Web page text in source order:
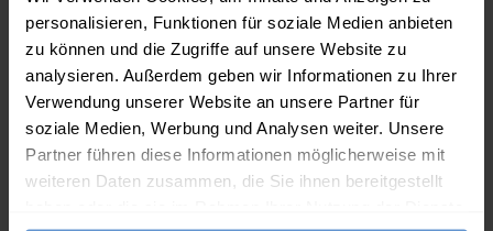
personalisieren, Funktionen für soziale Medien anbieten
zu können und die Zugriffe auf unsere Website zu
analysieren. Außerdem geben wir Informationen zu Ihrer
Verwendung unserer Website an unsere Partner für
soziale Medien, Werbung und Analysen weiter. Unsere
Partner führen diese Informationen möglicherweise mit
weiteren Daten zusammen, die Sie ihnen bereitgestellt
Unser Leinenkleid mit Knopfleiste und praktischen
Taschen ist perfekt für die Freizeit geeignet.
Eigenschaften
100% Leinen
V-Ausschnitt